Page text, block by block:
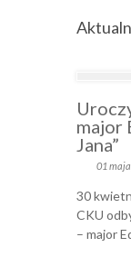
major
Jana”
01
30
CKU
– major